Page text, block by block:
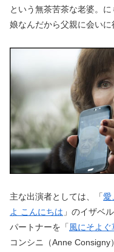
という無茶苦茶な老婆。
娘なんだから父親に会いに
主な出演者としては、「愛
よ こんにちは 」のイザベ
パートナーを「風にそよぐ
コンシニ（Anne